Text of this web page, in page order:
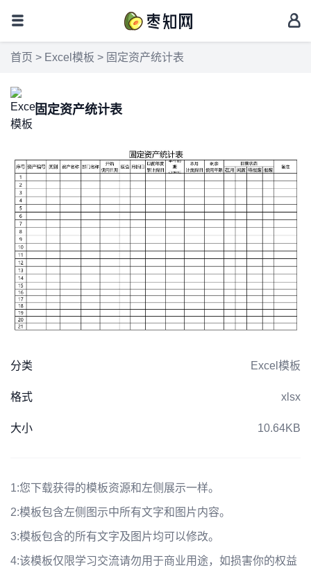
首页 > Excel模板 > 固定资产统计表
固定资产统计表
分类 Excel模板
格式 xlsx
大小 10.64KB
1:您下载获得的模板资源和左侧展示一样。
2:模板包含左侧图示中所有文字和图片内容。
3:模板包含的所有文字及图片均可以修改。
4:该模板仅限学习交流请勿用于商业用途，如损害你的权益